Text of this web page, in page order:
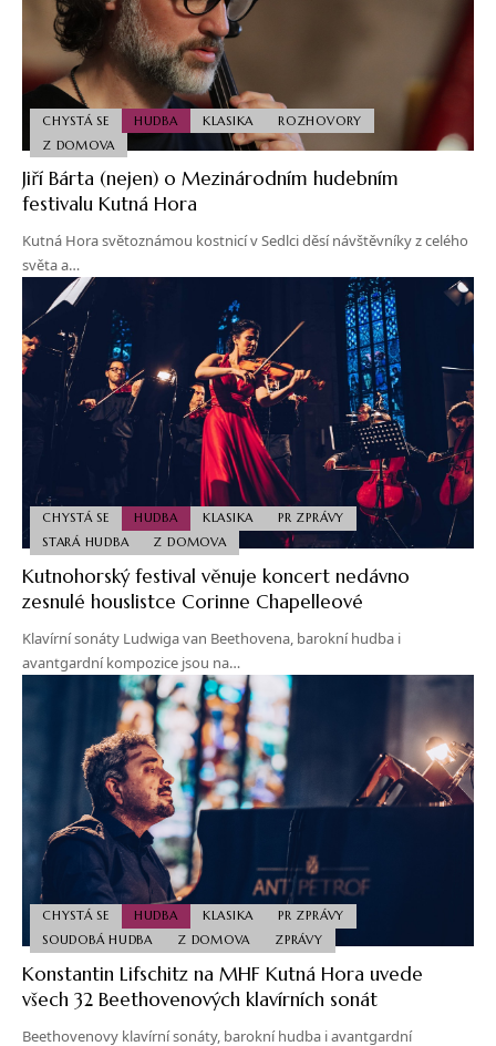
CHYSTÁ SE HUDBA KLASIKA
ROZHOVORY
Z DOMOVA
Jiří Bárta (nejen) o Mezinárodním hudebním
festivalu Kutná Hora
Kutná Hora světoznámou kostnicí v Sedlci děsí návštěvníky z celého
světa a…
CHYSTÁ SE HUDBA KLASIKA
PR ZPRÁVY
STARÁ HUDBA
Z DOMOVA
Kutnohorský festival věnuje koncert nedávno
zesnulé houslistce Corinne Chapelleové
Klavírní sonáty Ludwiga van Beethovena, barokní hudba i
avantgardní kompozice jsou na…
CHYSTÁ SE HUDBA KLASIKA
PR ZPRÁVY
SOUDOBÁ HUDBA
Z DOMOVA ZPRÁVY
Konstantin Lifschitz na MHF Kutná Hora uvede
všech 32 Beethovenových klavírních sonát
Beethovenovy klavírní sonáty, barokní hudba i avantgardní